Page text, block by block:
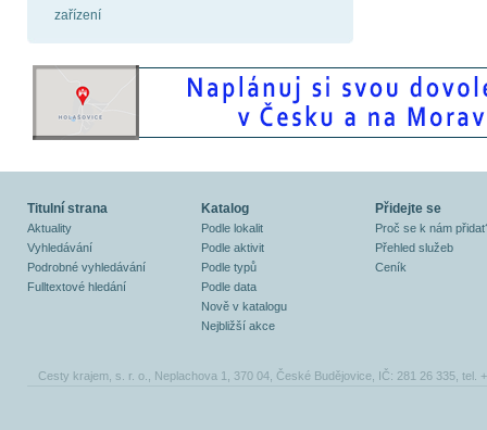
zařízení
Titulní strana
Aktuality
Vyhledávání
Podrobné vyhledávání
Fulltextové hledání
Katalog
Podle lokalit
Podle aktivit
Podle typů
Podle data
Nově v katalogu
Nejbližší akce
Přidejte se
Proč se k nám
Přehled služeb
Ceník
Cesty krajem, s. r. o., Neplachova 1, 370 04, České Budějovice, IČ: 281 26 335, tel.